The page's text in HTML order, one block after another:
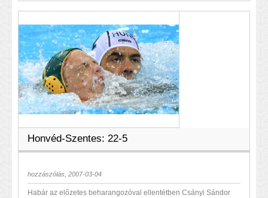
Honvéd-Szentes: 22-5
hozzászólás, 2007-03-04
Habár az előzetes beharangozóval ellentétben Csányi Sándor